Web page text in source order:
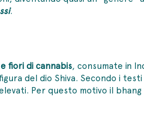
.
fiori di cannabis, consumate in
del dio Shiva. Secondo i
Per questo motivo il